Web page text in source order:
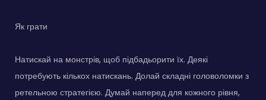
Як грати
Натискай на монстрів, щоб підбадьорити їх. Деякі
потребують кількох натискань. Долай складні головоломки з
ретельною стратегією. Думай наперед для кожного рівня,